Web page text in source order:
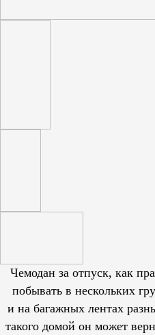
Чемодан за отпуск, как
побывать в нескольких
и на багажных лентах
такого домой он может